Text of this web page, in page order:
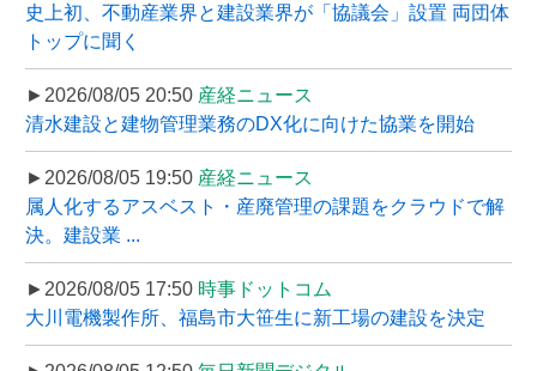
史上初、不動産業界と建設業界が「協議会」設置 両団体
トップに聞く
►2026/08/05 20:50 産経ニュース
清水建設と建物管理業務のDX化に向けた協業を開始
►2026/08/05 19:50 産経ニュース
属人化するアスベスト・産廃管理の課題をクラウドで解
決。建設業 ...
►2026/08/05 17:50 時事ドットコム
大川電機製作所、福島市大笹生に新工場の建設を決定